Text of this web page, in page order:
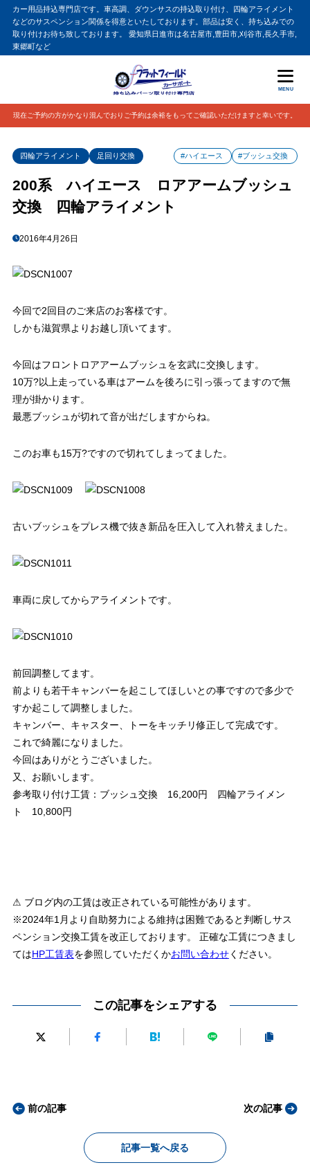
カー用品持込専門店です。車高調、ダウンサスの持込取り付け、四輪アライメント
などのサスペンション関係を得意といたしております。部品は安く、持ち込みでの
取り付けお待ち致しております。 愛知県日進市は名古屋市,豊田市,刈谷市,長久手市,
東郷町など
MENU
現在ご予約の方がかなり混んでおりご予約は余裕をもってご確認いただけますと幸いです。
四輪アライメント 足回り交換 #ハイエース #ブッシュ交換
200系 ハイエース ロアアームブッシュ
交換 四輪アライメント
2016年4月26日
今回で2回目のご来店のお客様です。
しかも滋賀県よりお越し頂いてます。
今回はフロントロアアームブッシュを玄武に交換します。
10万?以上走っている車はアームを後ろに引っ張ってますので無
理が掛かります。
最悪ブッシュが切れて音が出だしますからね。
このお車も15万?ですので切れてしまってました。
古いブッシュをプレス機で抜き新品を圧入して入れ替えました。
車両に戻してからアライメントです。
前回調整してます。
前よりも若干キャンバーを起こしてほしいとの事ですので多少で
すか起こして調整しました。
キャンバー、キャスター、トーをキッチリ修正して完成です。
これで綺麗になりました。
今回はありがとうございました。
又、お願いします。
参考取り付け工賃：ブッシュ交換 16,200円 四輪アライメン
ト 10,800円
⚠ ブログ内の工賃は改正されている可能性があります。
※2024年1月より自助努力による維持は困難であると判断しサス
ペンション交換工賃を改正しております。 正確な工賃につきまし
てはHP工賃表を参照していただくかお問い合わせください。
この記事をシェアする
前の記事
記事一覧へ戻る
次の記事